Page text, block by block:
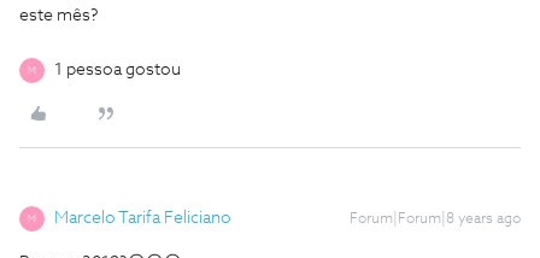
este mês?
M 1 pessoa gostou
M Marcelo Tarifa Feliciano Forum|Forum|8 years ago